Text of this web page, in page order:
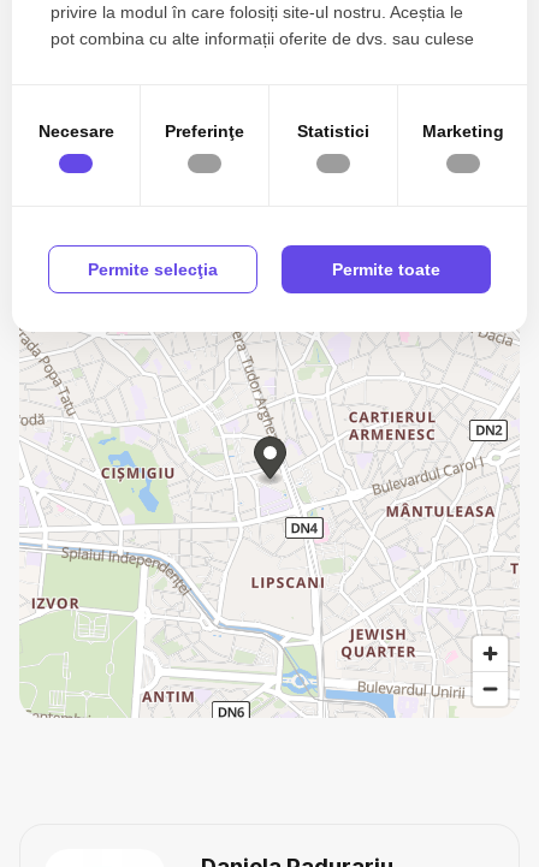
Complet mobilat
privire la modul în care folosiți site-ul nostru. Aceștia le
pot combina cu alte informații oferite de dvs. sau culese
Necesare Preferinţe Statistici Marketing
Permite selecţia Permite toate